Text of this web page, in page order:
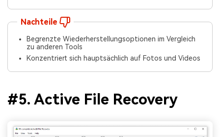
Nachteile
Begrenzte Wiederherstellungsoptionen im Vergleich
zu anderen Tools
Konzentriert sich hauptsächlich auf Fotos und Videos
#5. Active File Recovery